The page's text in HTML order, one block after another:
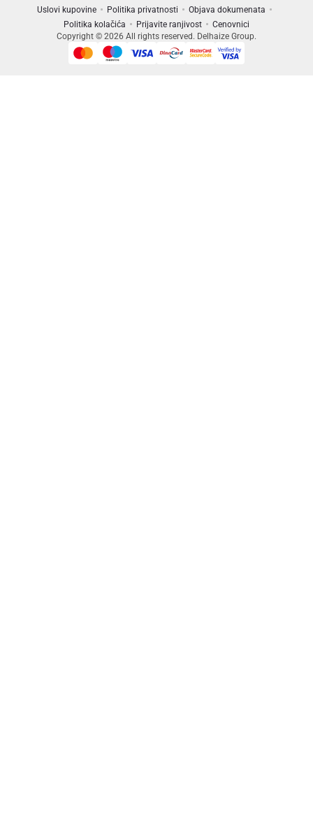
Uslovi kupovine Politika privatnosti
Objava dokumenata
Politika kolačića
Prijavite ranjivost
Cenovnici
Copyright © 2026 All rights reserved. Delhaize Group.